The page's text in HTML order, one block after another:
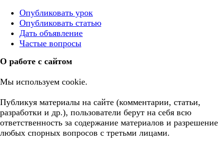
Опубликовать урок
Опубликовать статью
Дать объявление
Частые вопросы
О работе с сайтом
Мы используем cookie.
Публикуя материалы на сайте (комментарии, статьи,
разработки и др.), пользователи берут на себя всю
ответственность за содержание материалов и разрешение
любых спорных вопросов с третьми лицами.